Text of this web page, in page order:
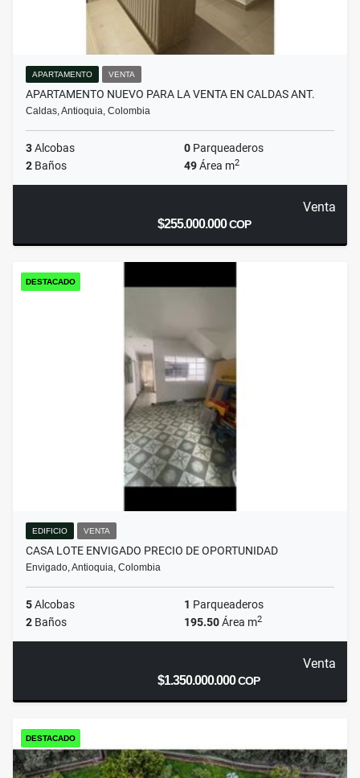
APARTAMENTO VENTA
APARTAMENTO NUEVO PARA LA VENTA EN CALDAS ANT.
Caldas, Antioquia, Colombia
3Alcobas 0 Parqueaderos
2 Baños 49Área m2
Venta
$255.000.000COP
DESTACADO
EDIFICIO VENTA
CASA LOTE ENVIGADO PRECIO DE OPORTUNIDAD
Envigado, Antioquia, Colombia
5Alcobas 1 Parqueaderos
2 Baños 195.50Área m2
Venta
$1.350.000.000COP
DESTACADO